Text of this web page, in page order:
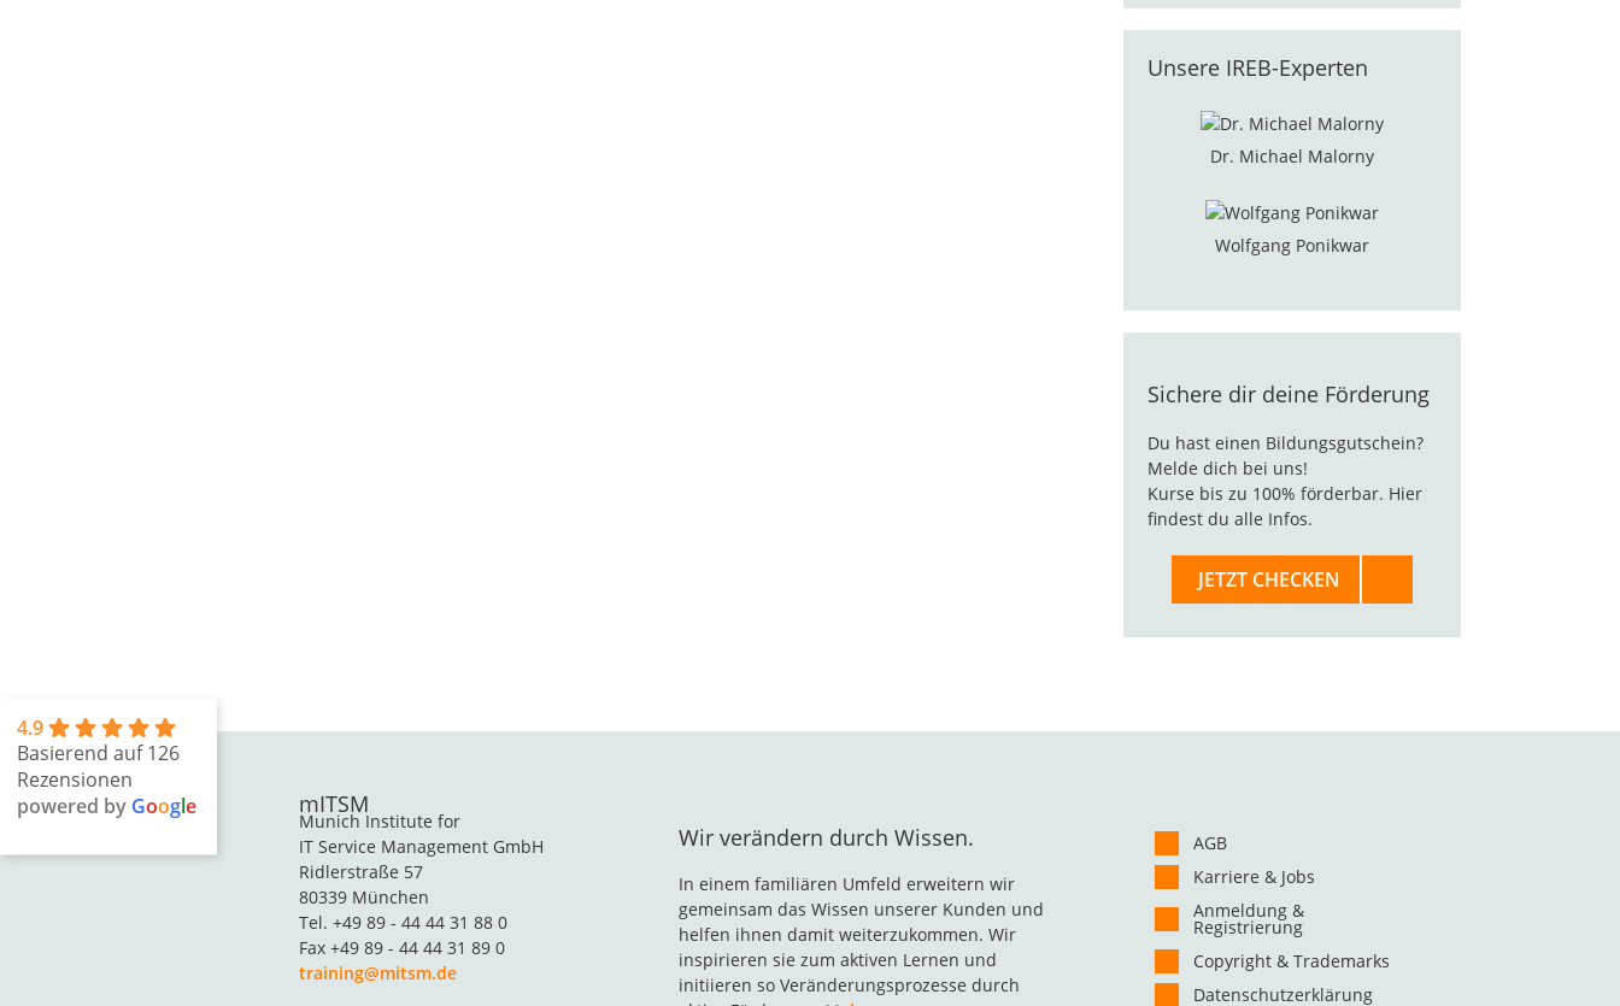
Unsere IREB-Experten
Dr. Michael Malorny
Wolfgang Ponikwar
Sichere dir deine Förderung
Du hast einen Bildungsgutschein?
Melde dich bei uns!
Kurse bis zu 100% förderbar. Hier
findest du alle Infos.
JETZT CHECKEN
4.9
Basierend auf 126
Rezensionen
powered by Google mITSM
Munich Institute for
IT Service Management GmbH
Ridlerstraße 57
80339 München
Tel. +49 89 - 44 44 31 88 0
Fax +49 89 - 44 44 31 89 0
training@mitsm.de
Wir verändern durch Wissen.
In einem familiären Umfeld erweitern wir
gemeinsam das Wissen unserer Kunden und
helfen ihnen damit weiterzukommen. Wir
inspirieren sie zum aktiven Lernen und
initiieren so Veränderungsprozesse durch
AGB
Karriere & Jobs
Anmeldung &
Registrierung
Copyright & Trademarks
Datenschutzerklärung